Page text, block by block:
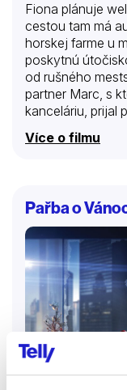
Fiona plánuje
cestou tam má
horskej farme u
poskytnú
od rušného
partner Marc, s
kanceláriu, prijal
potrebuje si
príležitosť zostať
Leni tragicky
obaja zvládajú
spolu. Keď za
Více o filmu
Pařba o